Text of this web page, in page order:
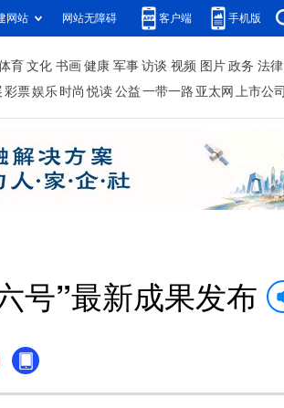
网站 网站无障碍 客户端 手机版
育 文化 书画 健康 军事 访谈 视频 图片 政务 法律
彩票娱乐 时尚 悦读 公益 一带一路 亚太网 上市公司
号”最新成果发布